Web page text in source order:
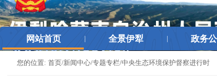
网站首页 全景伊犁 政务
您的位置: 首页 /新闻中心/专题专栏/中央生态环境保护督察进行时